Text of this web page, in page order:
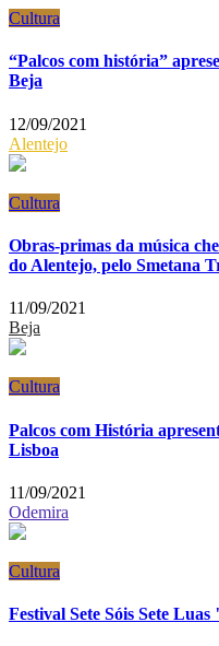
Cultura
“Palcos com história”
Beja
12/09/2021
Alentejo
Cultura
Obras-primas da música
do Alentejo, pelo Smetana
11/09/2021
Beja
Cultura
Palcos com História
Lisboa
11/09/2021
Odemira
Cultura
Festival Sete Sóis Sete